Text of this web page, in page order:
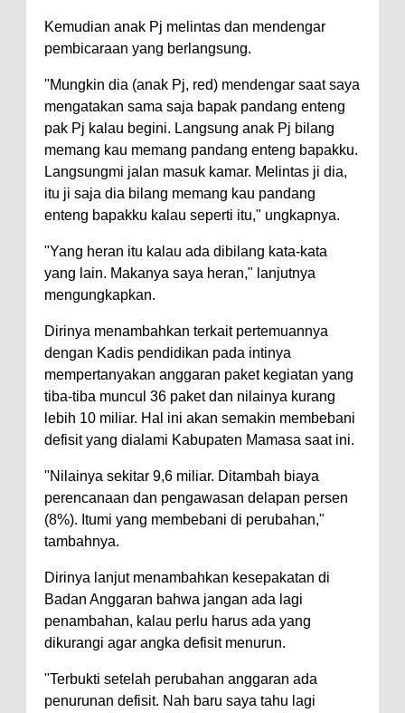
Kemudian anak Pj melintas dan mendengar
pembicaraan yang berlangsung.
"Mungkin dia (anak Pj, red) mendengar saat saya
mengatakan sama saja bapak pandang enteng
pak Pj kalau begini. Langsung anak Pj bilang
memang kau memang pandang enteng bapakku.
Langsungmi jalan masuk kamar. Melintas ji dia,
itu ji saja dia bilang memang kau pandang
enteng bapakku kalau seperti itu," ungkapnya.
"Yang heran itu kalau ada dibilang kata-kata
yang lain. Makanya saya heran," lanjutnya
mengungkapkan.
Dirinya menambahkan terkait pertemuannya
dengan Kadis pendidikan pada intinya
mempertanyakan anggaran paket kegiatan yang
tiba-tiba muncul 36 paket dan nilainya kurang
lebih 10 miliar. Hal ini akan semakin membebani
defisit yang dialami Kabupaten Mamasa saat ini.
"Nilainya sekitar 9,6 miliar. Ditambah biaya
perencanaan dan pengawasan delapan persen
(8%). Itumi yang membebani di perubahan,"
tambahnya.
Dirinya lanjut menambahkan kesepakatan di
Badan Anggaran bahwa jangan ada lagi
penambahan, kalau perlu harus ada yang
dikurangi agar angka defisit menurun.
"Terbukti setelah perubahan anggaran ada
penurunan defisit. Nah baru saya tahu lagi